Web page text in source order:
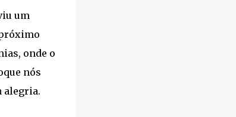
um
onde o
nós
alegria.